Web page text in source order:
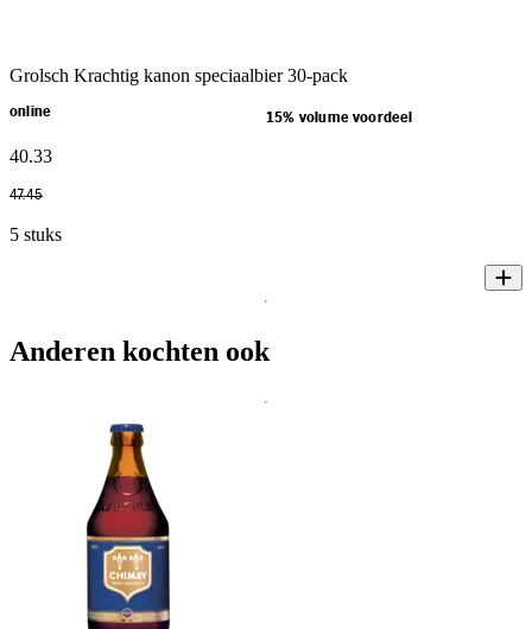
Grolsch Krachtig kanon speciaalbier 30-pack
online 15% volume voordeel
40.33
47.45
5 stuks
Anderen kochten ook